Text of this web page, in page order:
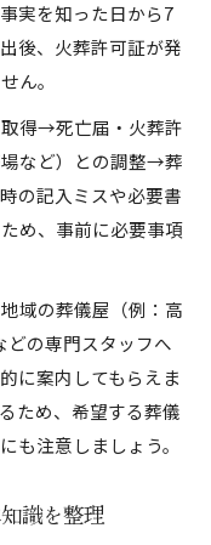
葬の注意事項
葬儀手続き
手続き実例
本と対策
備の基礎知識
応の実践例
的ポイント
続きの注意点
減の方法
きの流れ
と必要な準備
き順序と注意
実を知った日から7
後、火葬許可証が発
ん。
得→死亡届・火葬許
など）との調整→葬
の記入ミスや必要書
め、事前に必要事項
域の葬儀屋（例：高
どの専門スタッフへ
に案内してもらえま
ため、希望する葬儀
も注意しましょう。
識を整理